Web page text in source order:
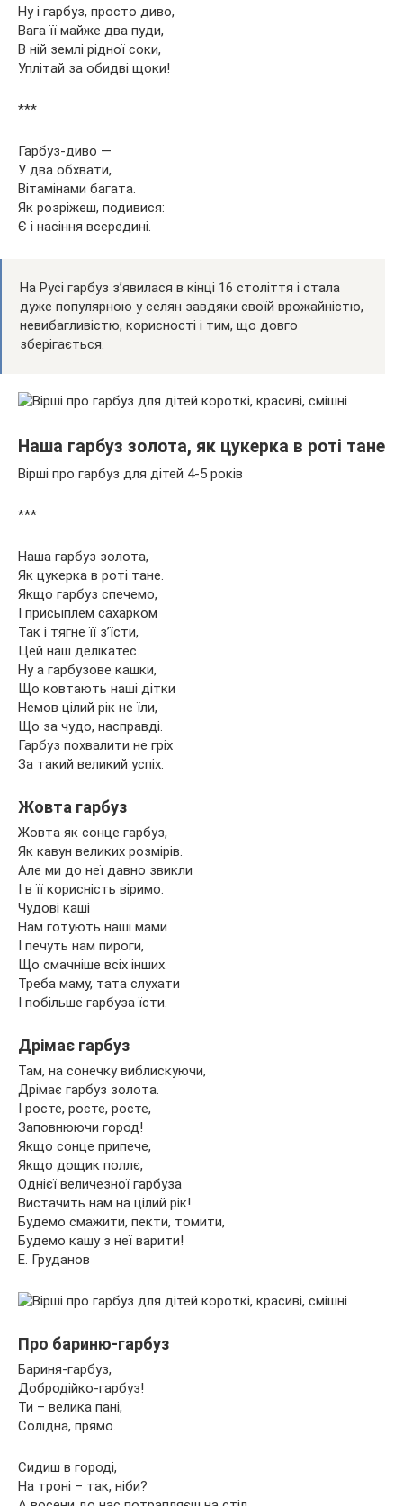
Ну і гарбуз, просто диво,
Вага її майже два пуди,
В ній землі рідної соки,
Уплітай за обидві щоки!
***
Гарбуз-диво —
У два обхвати,
Вітамінами багата.
Як розріжеш, подивися:
Є і насіння всередині.
На Русі гарбуз з’явилася в кінці 16 століття і стала
дуже популярною у селян завдяки своїй врожайністю,
невибагливістю, корисності і тим, що довго
зберігається.
Наша гарбуз золота, як цукерка в роті тане
Вірші про гарбуз для дітей 4-5 років
***
Наша гарбуз золота,
Як цукерка в роті тане.
Якщо гарбуз спечемо,
І присыплем сахарком
Так і тягне її з’їсти,
Цей наш делікатес.
Ну а гарбузове кашки,
Що ковтають наші дітки
Немов цілий рік не їли,
Що за чудо, насправді.
Гарбуз похвалити не гріх
За такий великий успіх.
Жовта гарбуз
Жовта як сонце гарбуз,
Як кавун великих розмірів.
Але ми до неї давно звикли
І в її корисність віримо.
Чудові каші
Нам готують наші мами
І печуть нам пироги,
Що смачніше всіх інших.
Треба маму, тата слухати
І побільше гарбуза їсти.
Дрімає гарбуз
Там, на сонечку виблискуючи,
Дрімає гарбуз золота.
І росте, росте, росте,
Заповнюючи город!
Якщо сонце припече,
Якщо дощик поллє,
Однієї величезної гарбуза
Вистачить нам на цілий рік!
Будемо смажити, пекти, томити,
Будемо кашу з неї варити!
Е. Груданов
Про бариню-гарбуз
Бариня-гарбуз,
Добродійко-гарбуз!
Ти – велика пані,
Солідна, прямо.
Сидиш в городі,
На троні – так, ніби?